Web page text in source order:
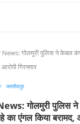
गोलमुरी पुलिस ने केबल
गिरफ्तार
जमशेदपुर
गोलमुरी पुलिस ने
का एंगल किया बरामद,